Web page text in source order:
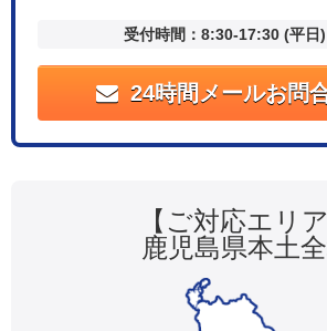
受付時間：8:30-17:30 (平日)
24時間メールお問
【ご対応エリア
鹿児島県本土